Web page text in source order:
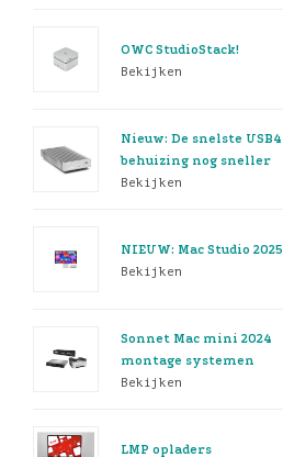
OWC StudioStack!
Bekijken
Nieuw: De snelste USB4
behuizing nog sneller
Bekijken
NIEUW: Mac Studio 2025
Bekijken
Sonnet Mac mini 2024
montage systemen
Bekijken
LMP opladers